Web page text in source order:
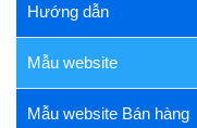
Hướng dẫn
Mẫu website
Mẫu website Bán hàng